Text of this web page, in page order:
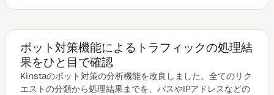
新
ボット対策機能によるトラフィックの処理結
果をひと目で確認
Kinstaのボット対策の分析機能を改良しました。全てのリク
エストの分類から処理結果までを、パスやIPアドレスなどの